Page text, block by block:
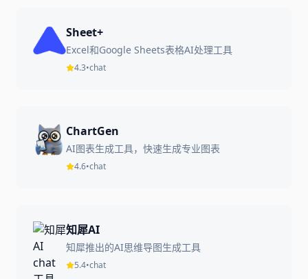
Sheet+
Excel和Google Sheets表格AI处理工具
4.3•chat
ChartGen
AI图表生成工具，快速生成专业图表
4.6•chat
知犀AI
知犀推出的AI思维导图生成工具
5.4•chat